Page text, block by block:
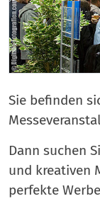
Sie befinden
Dann suchen
und kreativen
perfekte